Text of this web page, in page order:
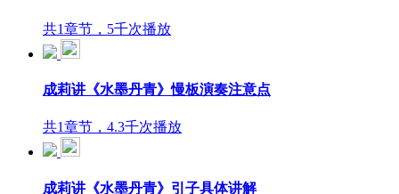
共1章节，5千次播放
成莉讲《水墨丹青》慢板演奏注意点
共1章节，4.3千次播放
成莉讲《水墨丹青》引子具体讲解